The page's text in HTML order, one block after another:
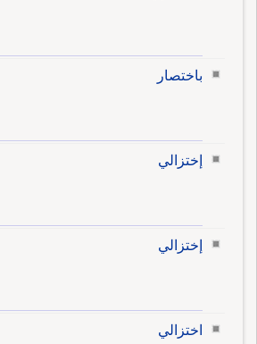
باختصار
إختزالي
إختزالي
اختزالي